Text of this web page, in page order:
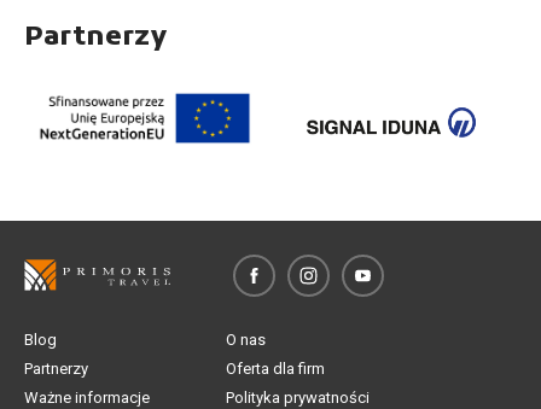
Partnerzy
Blog
O nas
Partnerzy
Oferta dla firm
Ważne informacje
Polityka prywatności